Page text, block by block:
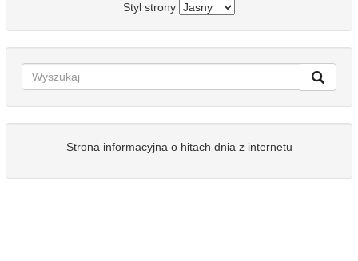
Styl strony
Strona informacyjna o hitach dnia z internetu